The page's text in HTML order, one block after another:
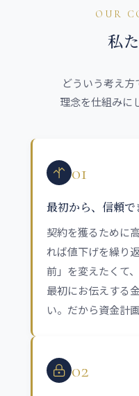
OUR
私
どういう考え方
理念を仕組みに
01
最初から、信頼
契約を獲るために
れば値下げを繰り
前」を変えたくて
最初にお伝えする
い。だから資金計
02